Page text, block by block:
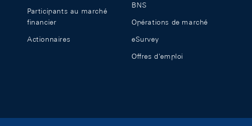
Participants au marché
financier
Actionnaires
BNS
Opérations de marché
eSurvey
Offres d'emploi